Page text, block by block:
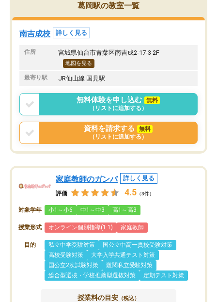
葛岡駅の教室一覧
南吉成校 詳しく見る
住所 宮城県仙台市青葉区南吉成2-17-3 2F
地図を見る
最寄り駅 JR仙山線 国見駅
無料体験を申し込む
無料
（リストに追加する）
資料を請求する
無料
（リストに追加する）
家庭教師のガンバ 詳しく見る
評価 4.5 （3件）
対象学年 小1～小6 中1～中3 高1～高3
授業形式 オンライン個別指導(1:1) 家庭教師
目的 私立中学受験対策
国公立中高一貫校受験対策
高校受験対策
大学入学共通テスト対策
国公立2次試験対策
難関私立受験対策
総合型選抜・学校推薦型選抜対策
定期テスト対策
授業料の目安 （税込）